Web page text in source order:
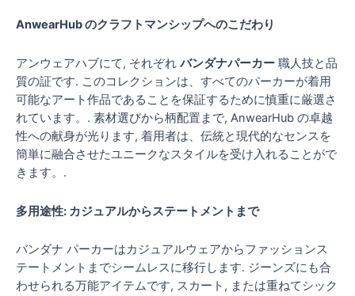
AnwearHub のクラフトマンシップへのこだわり
アンウェアハブにて, それぞれ バンダナパーカー 職人技と品
質の証です. このコレクションは、すべてのパーカーが着用
可能なアート作品であることを保証するために慎重に厳選さ
れています。. 素材選びから柄配置まで, AnwearHub の卓越
性への献身が光ります, 着用者は、伝統と現代的なセンスを
簡単に融合させたユニークなスタイルを受け入れることがで
きます。.
多用途性: カジュアルからステートメントまで
バンダナ パーカーはカジュアルウェアからファッションス
テートメントまでシームレスに移行します. ジーンズにも合
わせられる万能アイテムです, スカート, または重ねてシック